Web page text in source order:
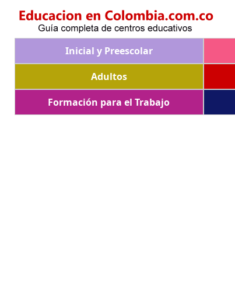
Inicial y Preescolar
Adultos
Formación para el Trabajo